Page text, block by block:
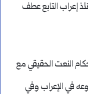
إعراب التابع عطف
النعت الحقيقي مع
في الإعراب وفي